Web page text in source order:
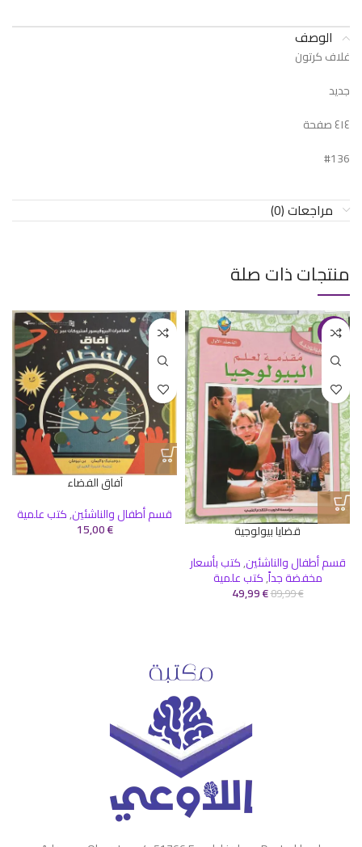
الوصف
غلاف كرتون
جديد
٤١٤ صفحة
#136
مراجعات (0)
منتجات ذات صلة
-44%
قضايا بيولوجية
قسم أطفال والناشئين,كتب بأسعار
مخفضة جداً,كتب علمية
89,99€
49,99€
آفاق الفضاء
قسم أطفال والناشئين,كتب علمية
15,00€